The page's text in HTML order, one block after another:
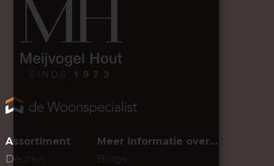
Assortiment
Deuren
Meer informatie over…
Blogs